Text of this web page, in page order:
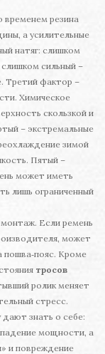
временем резина
а усилительные
натяг: слишком
сильный –
Третий фактор –
Химическое
скользкой и
– экстремальные
зимой
Пятый –
может иметь
лишь ограниченный
Если ремень
может
пошва‑пояс. Кроме
тросов
ролик меняет
стресс.
дают знать о себе:
падение мощности, а
и повреждение